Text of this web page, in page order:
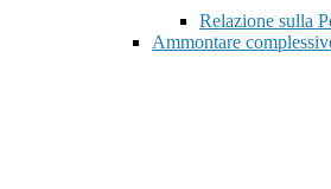
Relazione sulla
Ammontare